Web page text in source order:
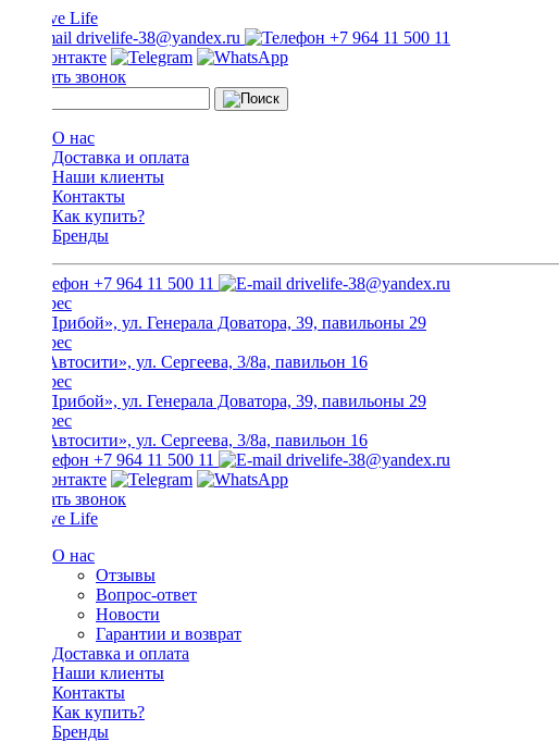
drivelife-38@yandex.ru +7 964 11 500 11
Заказать звонок
О нас
Доставка и оплата
Наши клиенты
Контакты
Как купить?
Бренды
+7 964 11 500 11 drivelife-38@yandex.ru
ТЦ «Прибой», ул. Генерала Доватора, 39, павильоны 29
ТЦ «Автосити», ул. Сергеева, 3/8а, павильон 16
ТЦ «Прибой», ул. Генерала Доватора, 39, павильоны 29
ТЦ «Автосити», ул. Сергеева, 3/8а, павильон 16
+7 964 11 500 11
drivelife-38@yandex.ru
Заказать звонок
О нас
Отзывы
Вопрос-ответ
Новости
Гарантии и возврат
Доставка и оплата
Наши клиенты
Контакты
Как купить?
Бренды